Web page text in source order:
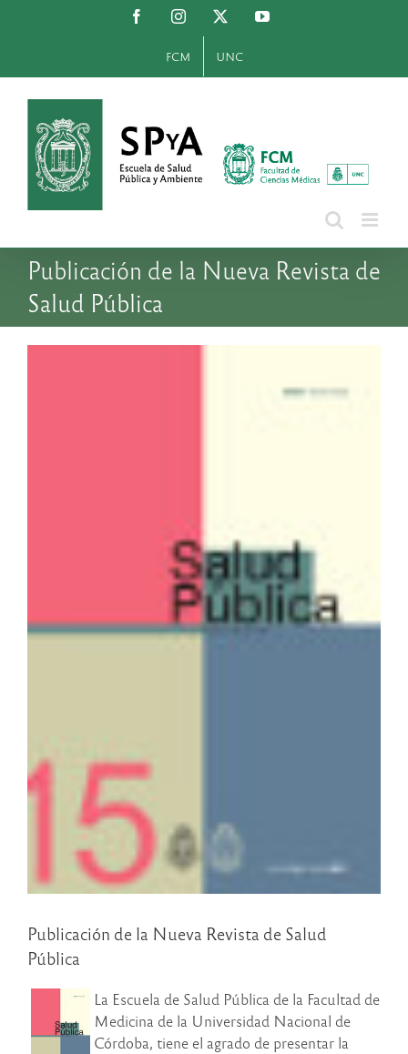
FacebookInstagram YouTube
FCM UNC
Publicación de la Nueva Revista de
Salud Pública
Publicación de la Nueva Revista de Salud
Pública
La Escuela de Salud Pública de la Facultad de
Medicina de la Universidad Nacional de
Córdoba, tiene el agrado de presentar la